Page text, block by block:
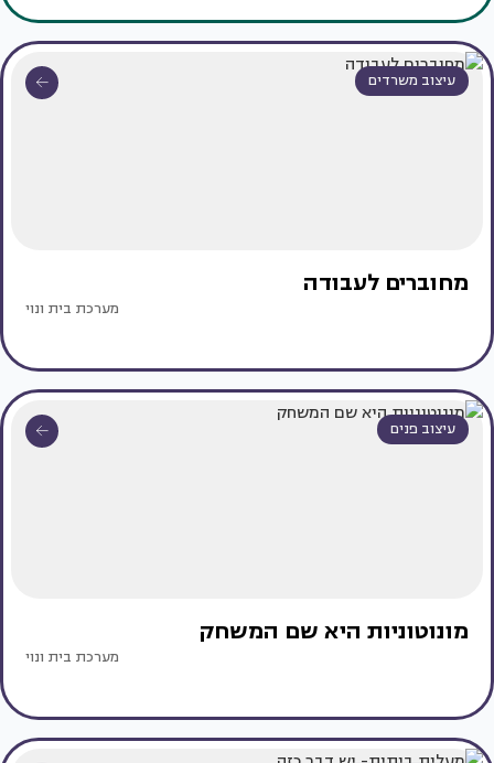
עיצוב משרדים
מחוברים לעבודה
מערכת בית ונוי
עיצוב פנים
מונוטוניות היא שם המשחק
מערכת בית ונוי